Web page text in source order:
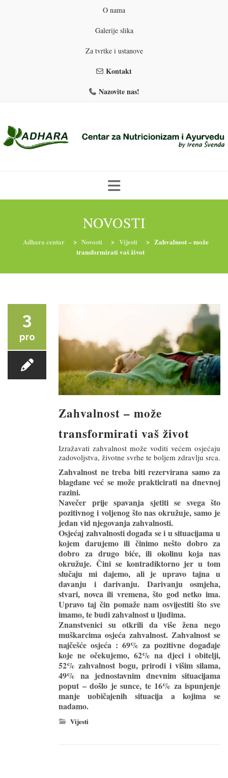
O nama
Galerije slika
Za tvrtke i ustanove
Kontakt
Nazovite nas!
PROGRAMI PREHRANE PRIRODNO MRŠAVLJENJE
NOVOSTI
Adhara centar > Novosti > Vijesti > Zahvalnost – može
transformirati vaš život
3
pro
Zahvalnost – može
transformirati vaš život
Izražavati zahvalnost može voditi većem osjećaju
zadovoljstva, životne svrhe te boljem zdravlju srca.
Zahvalnost ne treba biti rezervirana samo za
blagdane već se može prakticirati na dnevnoj
razini.
Navečer prije spavanja sjetiti se svega što
pozitivnog i voljenog što nas okružuje, samo je
jedan vid njegovanja zahvalnosti.
Osjećaj zahvalnosti događa se i u situacijama u
kojem darujemo ili činimo nešto dobro za
dobro za drugo biće, ili okolinu koja nas
okružuje. Čini se kontradiktorno jer u tom
slučaju mi dajemo, ali je upravo tajna u
davanju i darivanju. Darivanju osmjeha,
stvari, novca ili vremena, što god netko ima.
Upravo taj čin pomaže nam osvijestiti što sve
imamo, te budi zahvalnost u ljudima.
Znanstvenici su otkrili da više žena nego
muškarcima osjeća zahvalnost. Zahvalnost se
najčešće osjeća : 69% za pozitivne događaje
koje ne očekujemo, 62% na djeci i obitelji,
52% zahvalnost bogu, prirodi i višim silama,
49% na jednostavnim dnevnim situacijama
poput – došlo je sunce, te 16% za ispunjenje
manje uobičajenih situacija a kojima se
nadamo.
Vijesti